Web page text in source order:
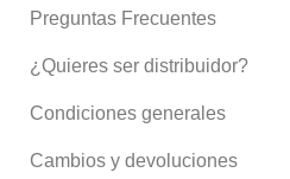
Preguntas Frecuentes
¿Quieres ser distribuidor?
Condiciones generales
Cambios y devoluciones